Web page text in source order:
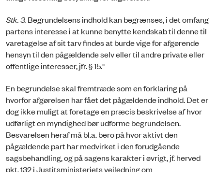
Stk. 3. Begrundelsens indhold kan begrænses, i det omfang
partens interesse i at kunne benytte kendskab til denne til
varetagelse af sit tarv findes at burde vige for afgørende
hensyn til den pågældende selv eller til andre private eller
offentlige interesser, jfr. § 15."
En begrundelse skal fremtræde som en forklaring på
hvorfor afgørelsen har fået det pågældende indhold. Det er
dog ikke muligt at foretage en præcis beskrivelse af hvor
udførligt en myndighed bør udforme begrundelsen.
Besvarelsen heraf må bl.a. bero på hvor aktivt den
pågældende part har medvirket i den forudgående
sagsbehandling, og på sagens karakter i øvrigt, jf. herved
pkt. 132 i Justitsministeriets vejledning om